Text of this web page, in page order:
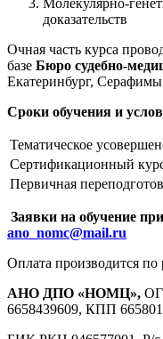
доказательств
Очная часть курса
базе Бюро судебно-
Екатеринбург,
Сроки обучения и
Тематическое
Сертификационный
Первичная
Заявки на обучение
ano_nomc@mail.ru
Оплата производится по
АНО ДПО «НОМЦ»,
6658439609, КПП